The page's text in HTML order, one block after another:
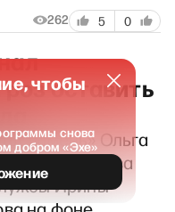
262 5 0
оставить
Тюмень» Ольга
жителями за
Ирины
чтобы
снова
добром «Эхе»